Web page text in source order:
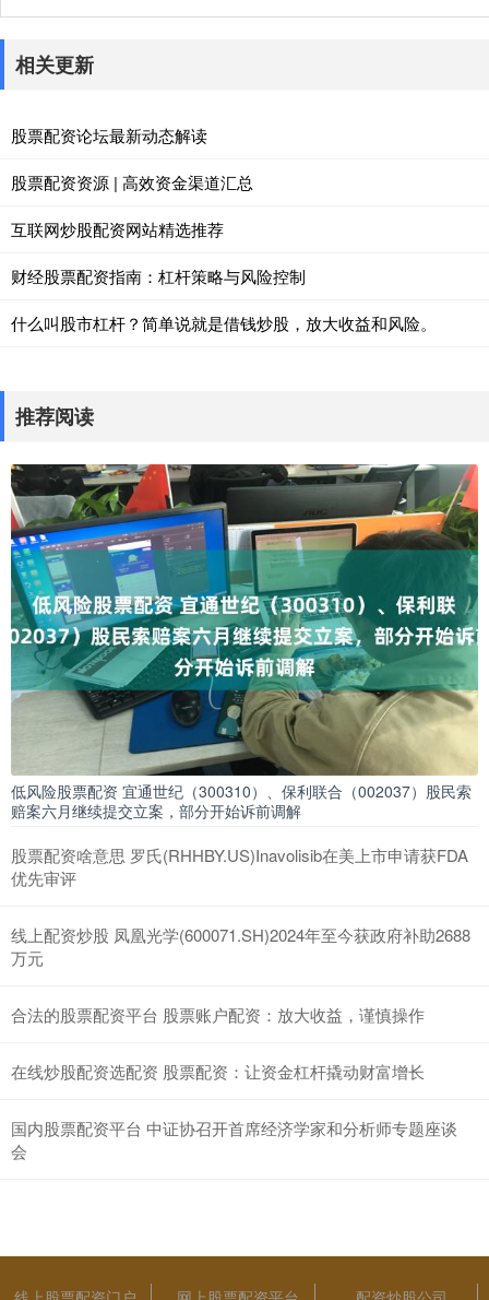
相关更新
股票配资论坛最新动态解读
股票配资资源 | 高效资金渠道汇总
互联网炒股配资网站精选推荐
财经股票配资指南：杠杆策略与风险控制
什么叫股市杠杆？简单说就是借钱炒股，放大收益和风险。
推荐阅读
低风险股票配资 宜通世纪（300310）、保利联合（002037）股民索
赔案六月继续提交立案，部分开始诉前调解
股票配资啥意思 罗氏(RHHBY.US)Inavolisib在美上市申请获FDA
优先审评
线上配资炒股 凤凰光学(600071.SH)2024年至今获政府补助2688
万元
合法的股票配资平台 股票账户配资：放大收益，谨慎操作
在线炒股配资选配资 股票配资：让资金杠杆撬动财富增长
国内股票配资平台 中证协召开首席经济学家和分析师专题座谈
会